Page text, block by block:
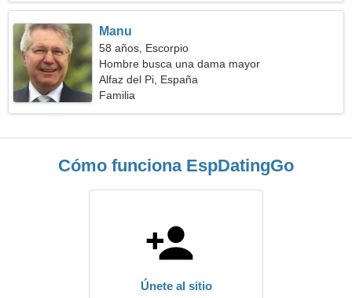
Manu
58 años, Escorpio
Hombre busca una dama mayor
Alfaz del Pi, España
Familia
Cómo funciona EspDatingGo
Únete al sitio